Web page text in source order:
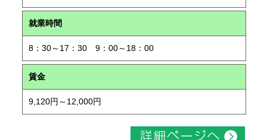
就業時間
8：30～17：30 9：00～18：00
賃金
9,120円～12,000円